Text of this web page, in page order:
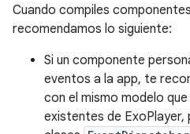
Cuando compiles
recomendamos lo siguiente:
Si un componente
eventos a la app, te
con el mismo modelo
existentes de ExoPlayer,